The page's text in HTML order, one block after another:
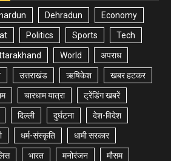
Dehradun Economy
Politics Sports Tech
World अपराध
उत्तराखंड ऋषिकेश खबर हटकर
चारधाम यात्रा ट्रेंडिंग खबरें
दिल्ली दुर्घटना देश-विदेश
धर्म-संस्कृति धामी सरकार
भारत मनोरंजन मौसम